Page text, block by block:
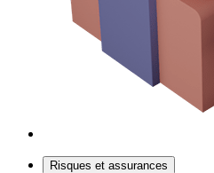
Risques et assurances